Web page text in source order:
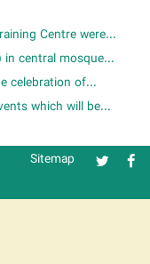
Centre were...
in central mosque...
celebration of...
which will be...
Sitemap